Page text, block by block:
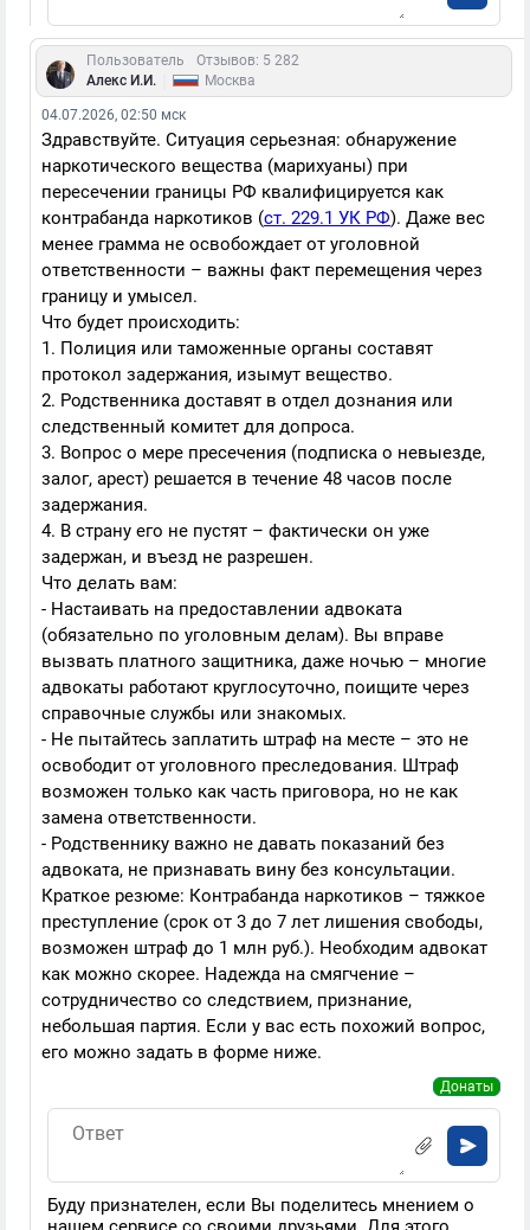
Пользователь
Отзывов: 5 282
Алекс И.И.
Москва
04.07.2026, 02:50 мск
Здравствуйте. Ситуация серьезная: обнаружение
наркотического вещества (марихуаны) при
пересечении границы РФ квалифицируется как
контрабанда наркотиков (ст. 229.1 УК РФ). Даже вес
менее грамма не освобождает от уголовной
ответственности – важны факт перемещения через
границу и умысел.
Что будет происходить:
1. Полиция или таможенные органы составят
протокол задержания, изымут вещество.
2. Родственника доставят в отдел дознания или
следственный комитет для допроса.
3. Вопрос о мере пресечения (подписка о невыезде,
залог, арест) решается в течение 48 часов после
задержания.
4. В страну его не пустят – фактически он уже
задержан, и въезд не разрешен.
Что делать вам:
- Настаивать на предоставлении адвоката
(обязательно по уголовным делам). Вы вправе
вызвать платного защитника, даже ночью – многие
адвокаты работают круглосуточно, поищите через
справочные службы или знакомых.
- Не пытайтесь заплатить штраф на месте – это не
освободит от уголовного преследования. Штраф
возможен только как часть приговора, но не как
замена ответственности.
- Родственнику важно не давать показаний без
адвоката, не признавать вину без консультации.
Краткое резюме: Контрабанда наркотиков – тяжкое
преступление (срок от 3 до 7 лет лишения свободы,
возможен штраф до 1 млн руб.). Необходим адвокат
как можно скорее. Надежда на смягчение –
сотрудничество со следствием, признание,
небольшая партия. Если у вас есть похожий вопрос,
его можно задать в форме ниже.
Донаты
Буду признателен, если Вы поделитесь мнением о